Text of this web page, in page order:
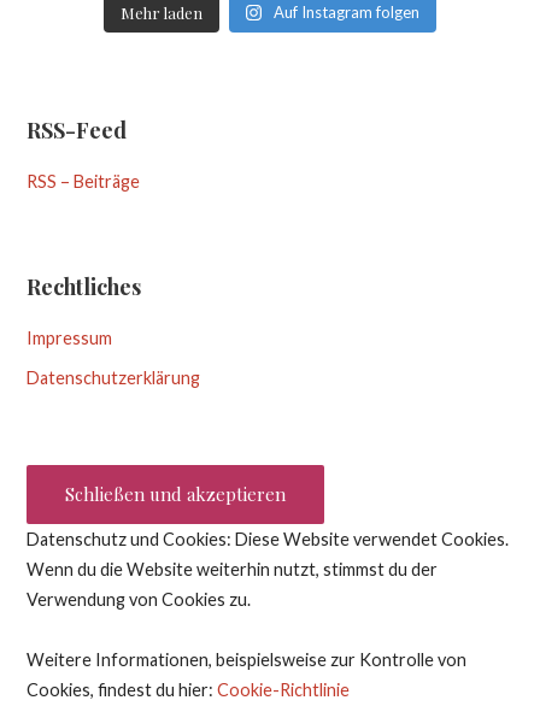
Mehr laden Auf Instagram folgen
RSS-Feed
RSS – Beiträge
Rechtliches
Impressum
Datenschutzerklärung
Datenschutz und Cookies: Diese Website verwendet Cookies.
Wenn du die Website weiterhin nutzt, stimmst du der
Verwendung von Cookies zu.
Weitere Informationen, beispielsweise zur Kontrolle von
Cookies, findest du hier:Cookie-Richtlinie